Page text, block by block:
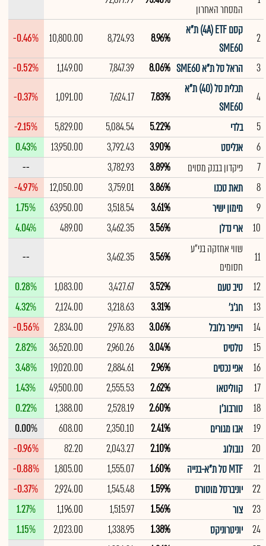
המסחר האחרון
2
קסם 4A) ETF) ת"א
SME60
8.96%
8,724.93
10,800.00
-0.46%
3
הראל סל ת"א SME60 8.06%
7,847.39
1,149.00
-0.52%
4
תכלית סל (40) ת"א
SME60
7.83%
7,624.17
1,091.00
-0.37%
5
בלדי 5.22%
5,084.54
5,829.00
-2.15%
6
אנליסט 3.90%
3,792.43
13,950.00
0.43%
7
פיקדון בבנק מסוים 3.89%
3,782.93
--
8
תאת טכנו 3.86%
3,759.01
12,050.00
-4.97%
9
מימון ישיר 3.61%
3,518.54
63,950.00
1.75%
10
ארי נדלן 3.56%
3,462.35
489.00
4.04%
11
שווי אחזקה בני"ע
חסומים
3.56%
3,462.35
--
12
טיב טעם 3.52%
3,427.67
1,083.00
0.28%
13
חג'ג' 3.31%
3,218.63
2,124.00
4.32%
14
הייפר גלובל 3.06%
2,976.83
2,834.00
-0.56%
15
טלסיס 3.04%
2,960.26
36,520.00
2.82%
16
אפי נכסים 2.96%
2,884.61
19,020.00
3.48%
17
קווליטאו 2.62%
2,555.53
49,500.00
1.43%
18
טורבוג'ן 2.60%
2,528.19
1,388.00
0.22%
19
אבו מגורים 2.41%
2,350.10
608.00
0.00%
20
נובולוג 2.10%
2,043.27
82.20
-0.96%
21
MTF סל ת"א-בנייה 1.60%
1,555.07
1,805.00
-0.88%
22
יוניברסל מוטורס 1.59%
1,545.48
2,924.00
-0.37%
23
צור 1.56%
1,515.97
1,196.00
1.27%
24
יוניטרוניקס 1.38%
1,338.95
2,023.00
1.15%